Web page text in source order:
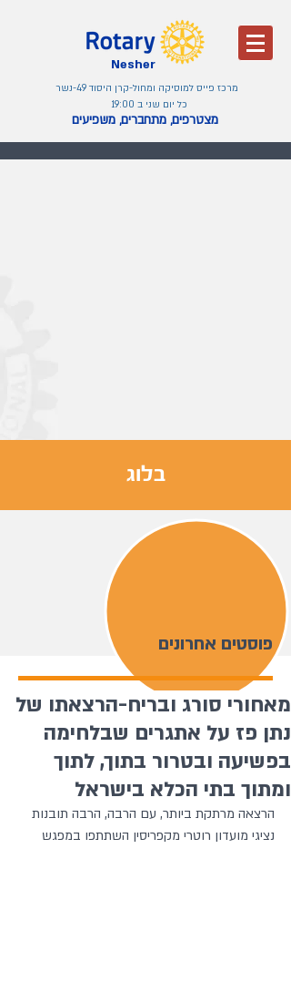
Nesher
מרכז פייס למוסיקה ומחול-קרן היסוד 49-נשר
כל יום שני ב 19:00
מצטרפים, מתחברים, משפיעים
בלוג
פוסטים אחרונים
מאחורי סורג ובריח-הרצאתו של
נתן פז על אתגרים שבלחימה
בפשיעה ובטרור בתוך, לתוך
ומתוך בתי הכלא בישראל
הרצאה מרתקת ביותר, עם הרבה, הרבה תובנות
נציגי מועדון רוטרי מקפריסין השתתפו במפגש